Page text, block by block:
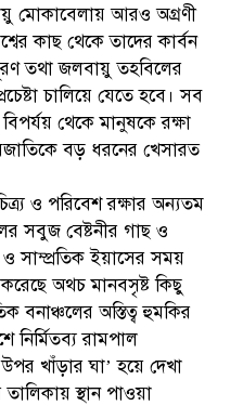
মোকাবেলায় আরও অগ্রণী
কাছ থেকে তাদের কার্বন
তথা জলবায়ু তহবিলের
চালিয়ে যেতে হবে। সব
থেকে মানুষকে রক্ষা
বড় ধরনের খেসারত
ও পরিবেশ রক্ষার অন্যতম
সবুজ বেষ্টনীর গাছ ও
সাম্প্রতিক ইয়াসের সময়
অথচ মানবসৃষ্ট কিছু
বনাঞ্চলের অস্তিত্ব হুমকির
রামপাল
উপর খাঁড়ার ঘা’ হয়ে দেখা
তালিকায় স্থান পাওয়া